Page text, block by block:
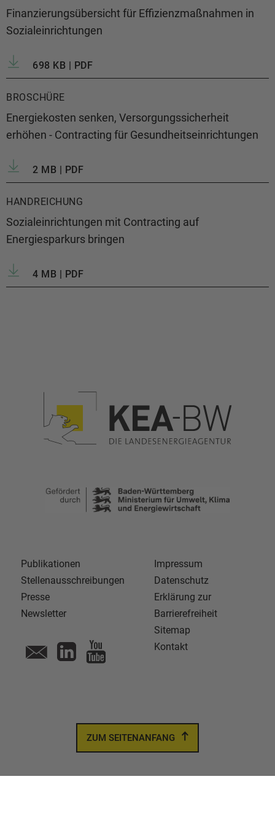
Finanzierungsübersicht für Effizienzmaßnahmen in
Sozialeinrichtungen
698 KB | PDF
BROSCHÜRE
Energiekosten senken, Versorgungssicherheit
erhöhen - Contracting für Gesundheitseinrichtungen
2 MB | PDF
HANDREICHUNG
Sozialeinrichtungen mit Contracting auf
Energiesparkurs bringen
4 MB | PDF
Publikationen
Stellenausschreibungen
Presse
Newsletter
Impressum
Datenschutz
Erklärung zur
Barrierefreiheit
Sitemap
Kontakt
ZUM SEITENANFANG